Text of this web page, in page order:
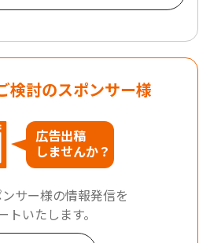
検討のスポンサー様
広告出稿
しませんか？
サー様の情報発信を
トいたします。